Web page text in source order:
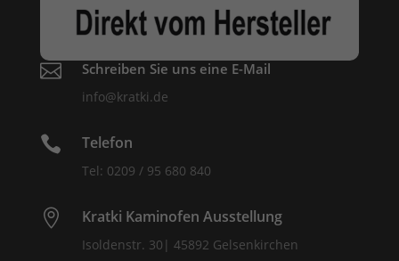
 Schreiben Sie uns eine E-Mail
info@kratki.de
 Telefon
Tel: 0209 / 95 680 840
 Kratki Kaminofen Ausstellung
Isoldenstr. 30| 45892 Gelsenkirchen